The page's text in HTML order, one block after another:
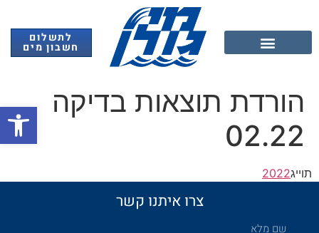
לתשלום
חשבון מים
הורדת תוצאות בדיקה
02.22
תוייג2022
צרו איתנו קשר